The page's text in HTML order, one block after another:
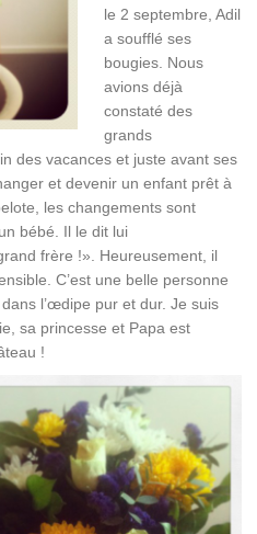
le 2 septembre, Adil
a soufflé ses
bougies. Nous
avions déjà
constaté des
grands
des vacances et juste avant ses
et devenir un enfant prêt à
les changements sont
bébé. Il le dit lui
frère !». Heureusement, il
C’est une belle personne
l’œdipe pur et dur. Je suis
sa princesse et Papa est
!